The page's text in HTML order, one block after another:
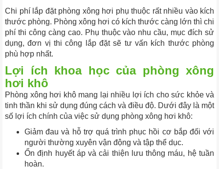
Chi phí lắp đặt phòng xông hơi phụ thuộc rất nhiều vào kích
thước phòng. Phòng xông hơi có kích thước càng lớn thì chi
phí thi công càng cao. Phụ thuộc vào nhu cầu, mục đích sử
dụng, đơn vị thi công lắp đặt sẽ tư vấn kích thước phòng
phù hợp nhất.
Lợi ích khoa học của phòng xông
hơi khô
Phòng xông hơi khô mang lại nhiều lợi ích cho sức khỏe và
tinh thần khi sử dụng đúng cách và điều độ. Dưới đây là một
số lợi ích chính của việc sử dụng phòng xông hơi khô:
Giảm đau và hỗ trợ quá trình phục hồi cơ bắp đối với
người thường xuyên vận động và tập thể dục.
Ổn định huyết áp và cải thiện lưu thông máu, hệ tuần
hoàn.